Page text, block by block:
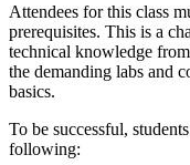
Attendees for this class
prerequisites. This is a
technical knowledge
the demanding labs and
basics.
To be successful,
following: